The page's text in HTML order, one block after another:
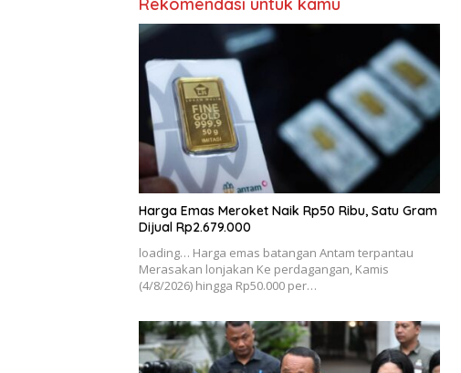
Rekomendasi untuk kamu
Harga Emas Meroket Naik Rp50 Ribu, Satu Gram
Dijual Rp2.679.000
loading… Harga emas batangan Antam terpantau
Merasakan lonjakan Ke perdagangan, Kamis
(4/8/2026) hingga Rp50.000 per…